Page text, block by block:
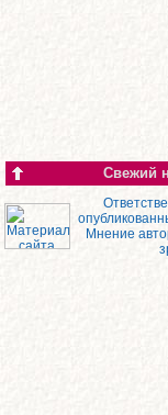
Свежий
Мнение